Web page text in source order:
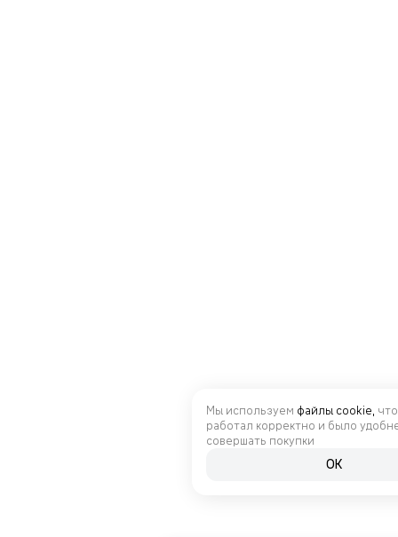
Мы используем файлы cookie,
работал корректно и было
совершать покупки
OK